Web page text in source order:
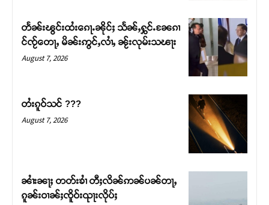
တႃႇႁႂ်ႈသဵင်ၵၢင်ၸႂ်ၵူၼ်းမိူင်း ၵူႈတီႈၵူႈလႅၼ်ပေႃးတေၸွ
တ်ႇ တူဝ်ႈလုမ်ႈၾႃႉၼၼ်ႉ ၶဝ်ႈႁူမ်ႈၵမ်ႉထႅမ် ၸုမ်းၶၢ
Donate Now
တႅၼ်းၽွင်းထႆးၵေႃႉၼိုင်ႈ သႅၼ်ႇႁွင်ႉၼႄၵၢ
င်ၸႂ်တေႃႇ မိၼ်းဢွင်ႇလၢႆႇ ၼႂ်းလုမ်းသၽႃး
August 7, 2026
တႆးၵူဝ်သင် ???
August 7, 2026
ၼၢႆးၼႃႈ တတ်းၶၢႆ တီႈလိၼ်ဢၼ်ပၼ်တႃႇ
ၵူၼ်းဝၢၼ်ႈၸိူဝ်းၺႃးလိုပ်ႈ